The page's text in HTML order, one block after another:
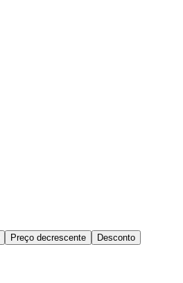
Preço decrescente Desconto